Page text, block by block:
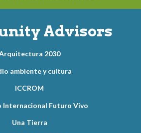
Advisors
2030
ambiente y cultura
ICCROM
Futuro Vivo
Una Tierra